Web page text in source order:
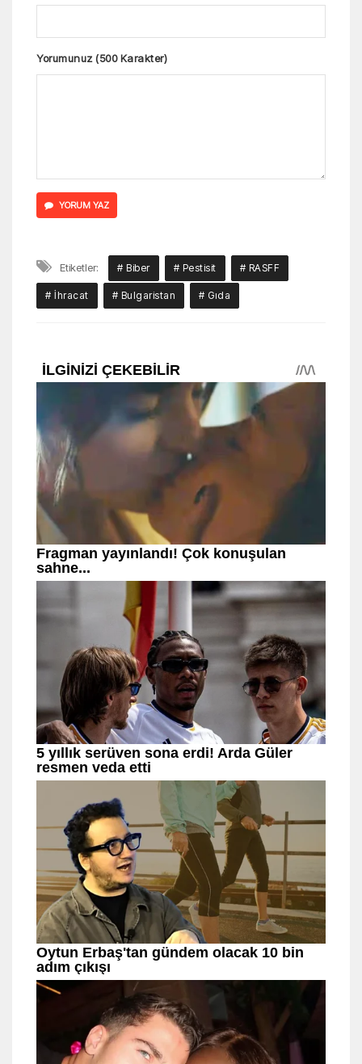
Yorumunuz (500 Karakter)
YORUM YAZ
Etiketler: # Biber # Pestisit # RASFF
# İhracat # Bulgaristan # Gıda